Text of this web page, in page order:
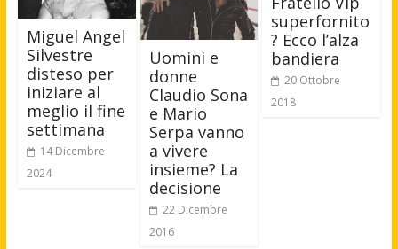
Miguel Angel
Silvestre
disteso per
iniziare al
meglio il fine
settimana
14 Dicembre
2024
Uomini e
donne
Claudio Sona
e Mario
Serpa vanno
a vivere
insieme? La
decisione
22 Dicembre
2016
superfornito
? Ecco l’alza
bandiera
20 Ottobre
2018